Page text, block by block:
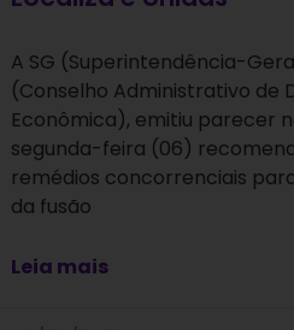
A SG (Superintendência-
(Conselho Administrativo de
Econômica), emitiu parecer
segunda-feira (06)
remédios concorrenciais
da fusão
Leia mais